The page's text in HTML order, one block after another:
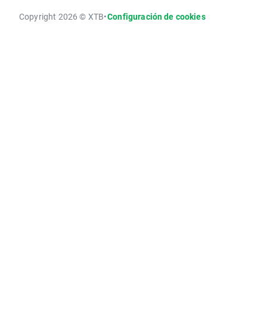
Copyright 2026 © XTB•Configuración de cookies